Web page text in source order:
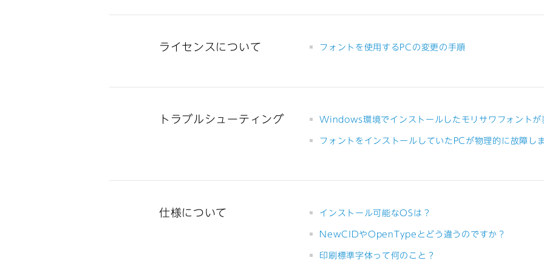
ライセンスについて フォントを使用するPCの変更の手順
トラブルシューティング Windows環境でインストールしたモリサワフォントが
フォントをインストールしていたPCが物理的に故障し
仕様について インストール可能なOSは？
NewCIDやOpenTypeとどう違うのですか？
印刷標準字体って何のこと？